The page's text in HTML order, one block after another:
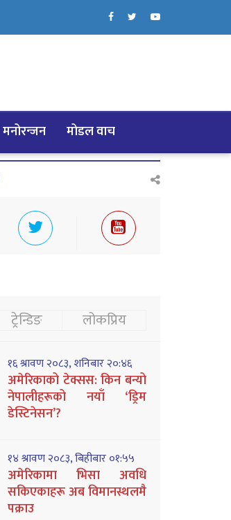
मनोरन्जन मोडल वाच
ट्रेन्डिङ लोकप्रिय
१६ श्रावण २०८३, शनिबार २०:४६
अमेरिकाको टेक्सस: किन बन्यो
नेपालीहरूको नयाँ ‘ड्रिम
डेस्टिनेसन’?
१४ श्रावण २०८३, बिहीबार ०१:५५
अमेरिकामा भिसा अवधि
सकिएकाहरू अब विमानस्थलमै
पक्राउ